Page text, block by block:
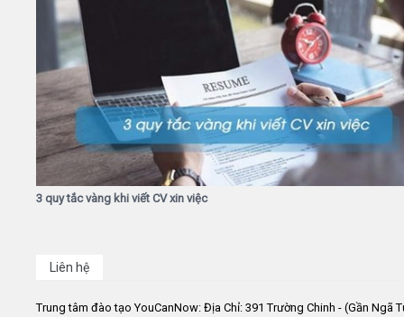
3 quy tắc vàng khi viết CV xin việc
Liên hệ
Trung tâm đào tạo YouCanNow: Địa Chỉ: 391 Trường Chinh - (Gần Ngã